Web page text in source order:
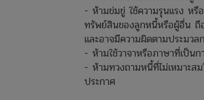
- ห้ามข่มขู่ ใช้ความรุนแรง หรือ
ทรัพย์สินของลูกหนี้หรือผู้อื่น ถื
และอาจมีความผิดตามประมว
- ห้ามใช้วาจาหรือภาษาที่เป็น
- ห้ามทวงถามหนี้ที่ไม่เหมาะ
ประกาศ